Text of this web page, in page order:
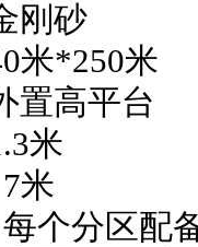
刚砂
米*250米
置高平台
米
米
每个分区配